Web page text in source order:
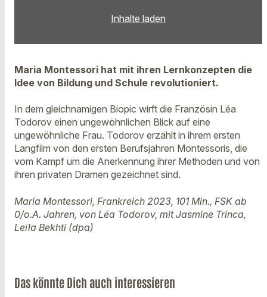
Inhalte laden
Maria Montessori hat mit ihren Lernkonzepten die
Idee von Bildung und Schule revolutioniert.
In dem gleichnamigen Biopic wirft die Französin Léa
Todorov einen ungewöhnlichen Blick auf eine
ungewöhnliche Frau. Todorov erzählt in ihrem ersten
Langfilm von den ersten Berufsjahren Montessoris, die
vom Kampf um die Anerkennung ihrer Methoden und von
ihren privaten Dramen gezeichnet sind.
Maria Montessori, Frankreich 2023, 101 Min., FSK ab
0/o.A. Jahren, von Léa Todorov, mit Jasmine Trinca,
Leïla Bekhti (dpa)
Das könnte Dich auch interessieren